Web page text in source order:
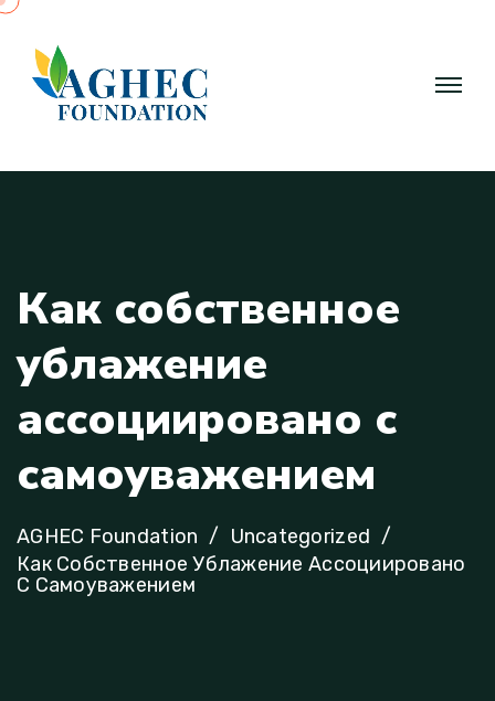
Как собственное
ублажение
ассоциировано с
самоуважением
AGHEC Foundation
Uncategorized
Как Собственное Ублажение Ассоциировано
С Самоуважением